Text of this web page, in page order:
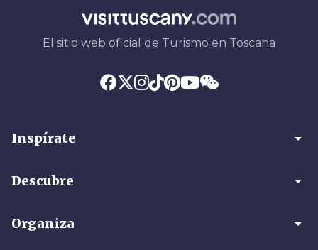
El sitio web oficial de Turismo en Toscana
Inspírate arrow_drop_down
Descubre arrow_drop_down
Organiza arrow_drop_down